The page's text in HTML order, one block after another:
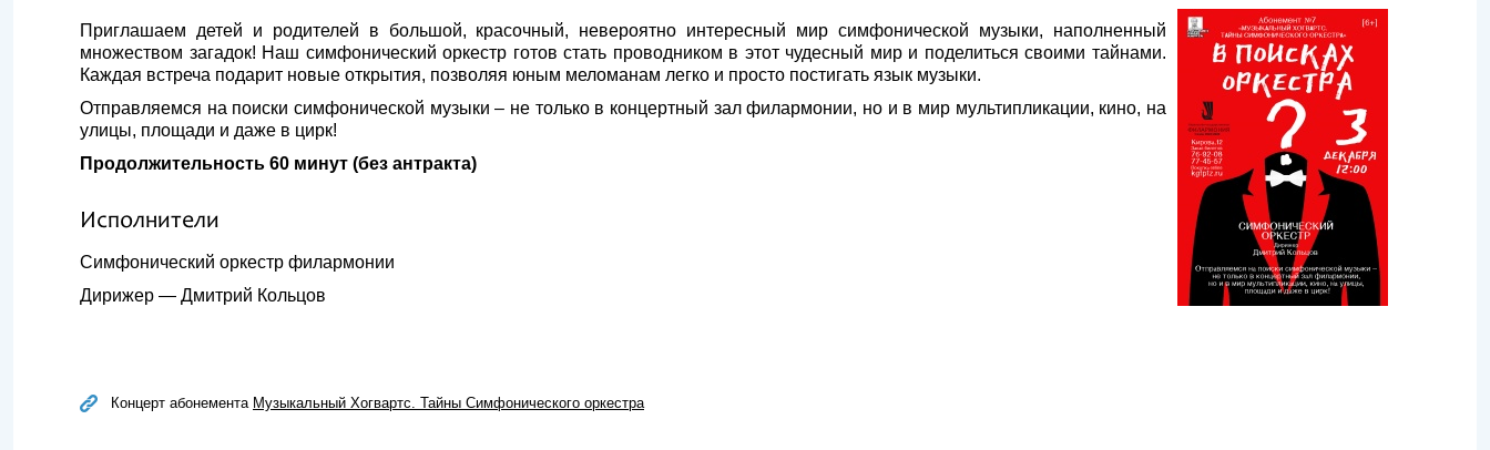
Приглашаем детей и родителей в большой, красочный, невероятно интересный мир симфонической музыки, наполненный
множеством загадок! Наш симфонический оркестр готов стать проводником в этот чудесный мир и поделиться своими тайнами.
Каждая встреча подарит новые открытия, позволяя юным меломанам легко и просто постигать язык музыки.
Отправляемся на поиски симфонической музыки – не только в концертный зал филармонии, но и в мир мультипликации, кино, на
улицы, площади и даже в цирк!
Продолжительность 60 минут (без антракта)
Исполнители
Симфонический оркестр филармонии
Дирижер — Дмитрий Кольцов
Концерт абонемента Музыкальный Хогвартс. Тайны Симфонического оркестра